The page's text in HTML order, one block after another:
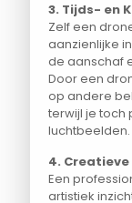
3. Tijds- en
Zelf een
aanzienlijke
de aanschaf
Door een
op andere
terwijl je toch
luchtbeelden.
4.
Een
artistiek